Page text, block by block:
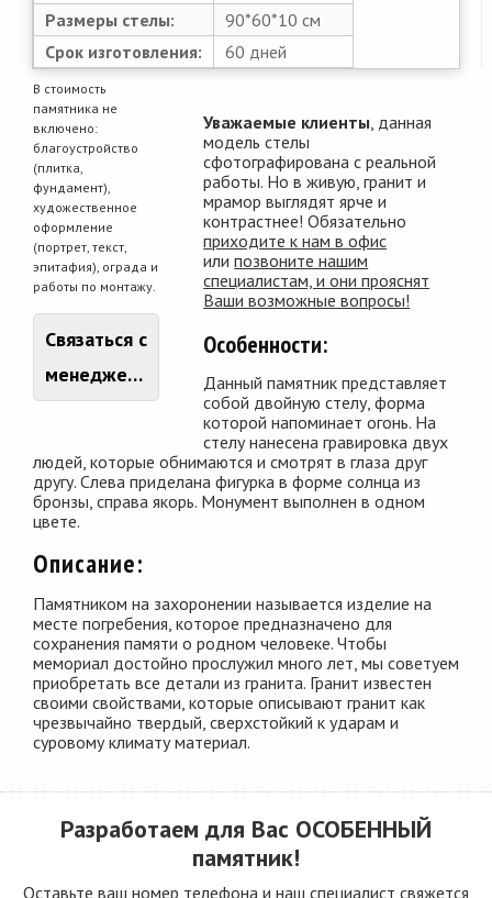
Размеры стелы:
90*60*10 см
Срок изготовления:
60 дней
В стоимость
памятника не
включено:
благоустройство
(плитка,
фундамент),
художественное
оформление
(портрет, текст,
эпитафия), ограда и
работы по монтажу.
Связаться с
менеджером
Уважаемые клиенты , данная
модель стелы
сфотографирована с реальной
работы. Но в живую, гранит и
мрамор выглядят ярче и
контрастнее! Обязательно
приходите к нам в офис
илипозвоните нашим
специалистам, и они прояснят
Ваши возможные вопросы!
Особенности:
Данный памятник представляет
собой двойную стелу, форма
которой напоминает огонь. На
стелу нанесена гравировка двух
людей, которые обнимаются и смотрят в глаза друг
другу. Слева приделана фигурка в форме солнца из
бронзы, справа якорь. Монумент выполнен в одном
цвете.
Описание:
Памятником на захоронении называется изделие на
месте погребения, которое предназначено для
сохранения памяти о родном человеке. Чтобы
мемориал достойно прослужил много лет, мы советуем
приобретать все детали из гранита. Гранит известен
своими свойствами, которые описывают гранит как
чрезвычайно твердый, сверхстойкий к ударам и
суровому климату материал.
Разработаем для Вас ОСОБЕННЫЙ
памятник!
Оставьте ваш номер телефона и наш специалист свяжется